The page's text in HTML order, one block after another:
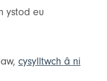
ystod eu
cysylltwch â ni